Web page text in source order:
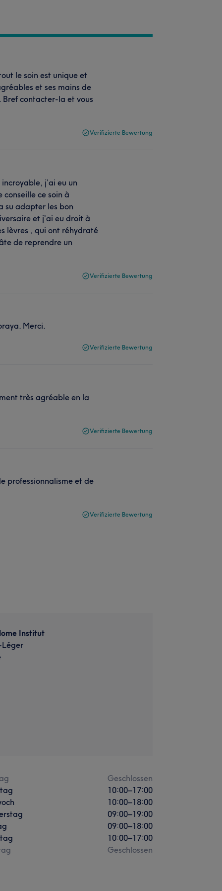
le soin est unique et
et ses mains de
Bref contacter-la et vous
Verifizierte Bewertung
j’ai eu un
conseille ce soin à
su adapter les bon
et j’ai eu droit à
lèvres , qui ont réhydraté
de reprendre un
Verifizierte Bewertung
Merci.
Verifizierte Bewertung
très agréable en la
Verifizierte Bewertung
professionnalisme et de
Verifizierte Bewertung
Institut
Léger
Geschlossen
10:00–17:00
10:00–18:00
09:00–19:00
09:00–18:00
10:00–17:00
Geschlossen